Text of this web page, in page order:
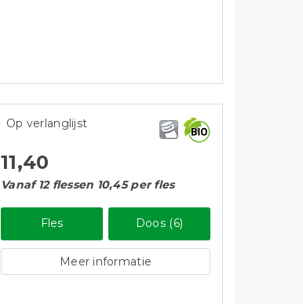
Op verlanglijst
11,40
Vanaf 12 flessen 10,45 per fles
Fles Doos (6)
Meer informatie